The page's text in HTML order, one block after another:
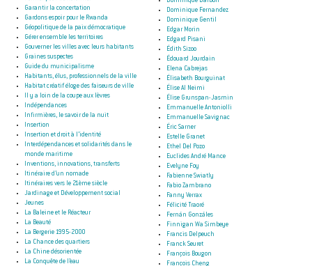
Garantir la concertation
Gardons espoir pour le Rwanda
Géopolitique de la paix démocratique
Gérer ensemble les territoires
Gouverner les villes avec leurs habitants
Graines suspectes
Guide du municipalisme
Habitants, élus, professionnels de la ville
Habitat créatif éloge des faiseurs de ville
Il y a loin de la coupe aux lèvres
Indépendances
Infirmières, le savoir de la nuit
Insertion
Insertion et droit à l’identité
Interdépendances et solidarités dans le
monde maritime
Inventions, innovations, transferts
Itinéraire d’un nomade
Itinéraires vers le 21ème siècle
Jardinage et Développement social
Jeunes
La Baleine et le Réacteur
La Beauté
La Bergerie 1995-2000
La Chance des quartiers
La Chine désorientée
La Conquête de l’eau
Dominique Fernandez
Dominique Gentil
Edgar Morin
Edgard Pisani
Édith Sizoo
Édouard Jourdain
Elena Cabrejas
Élisabeth Bourguinat
Élise Al Neimi
Élise Grunspan-Jasmin
Emmanuelle Antoniolli
Emmanuelle Savignac
Éric Sarner
Estelle Granet
Ethel Del Pozo
Euclides André Mance
Evelyne Foy
Fabienne Swiatly
Fabio Zambrano
Fanny Verrax
Félicité Traoré
Fernán Gonzáles
Finnigan Wa Simbeye
Francis Delpeuch
Franck Seuret
François Bougon
François Cheng